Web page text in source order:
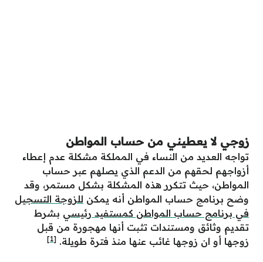
زوجي لا يعطيني من حساب المواطن
تواجه العديد من النساء في المملكة مشكلة عدم إعطاء
أزواجهم لحقهم من الدعم الذي يصلهم عبر حساب
المواطن، حيث تتكرر هذه المشكلة بشكل مستمر، وقد
وضح برنامج حساب المواطن أنه يمكن للزوجة التسجيل
في برنامج حساب المواطن كمستفيد رئيسي بشرط
تقديم وثائق ومستندات تثبت أنها مهجورة من قبل
زوجها أو ان زوجها غائب عنها منذ فترة طويلة. [1]